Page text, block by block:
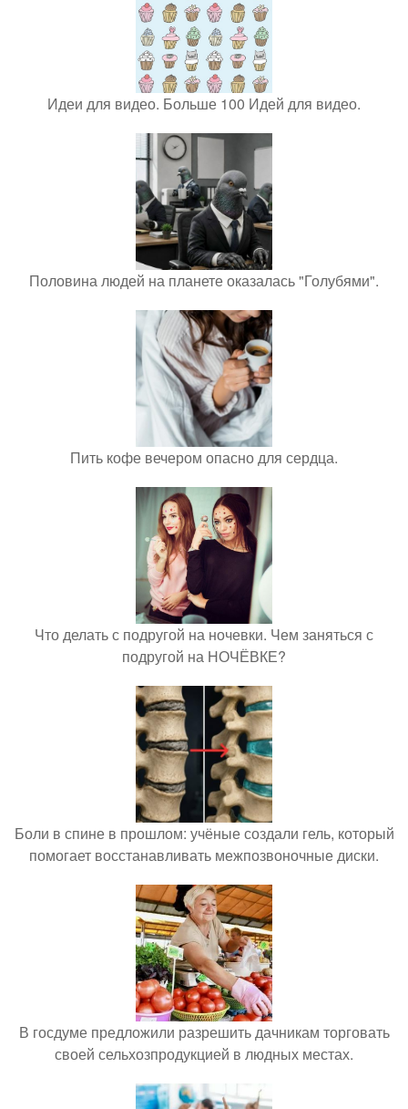
Идеи для видео. Больше 100 Идей для видео.
Половина людей на планете оказалась "Голубями".
Пить кофе вечером опасно для сердца.
Что делать с подругой на ночевки. Чем заняться с
подругой на НОЧЁВКЕ?
Боли в спине в прошлом: учёные создали гель, который
помогает восстанавливать межпозвоночные диски.
В госдуме предложили разрешить дачникам торговать
своей сельхозпродукцией в людных местах.